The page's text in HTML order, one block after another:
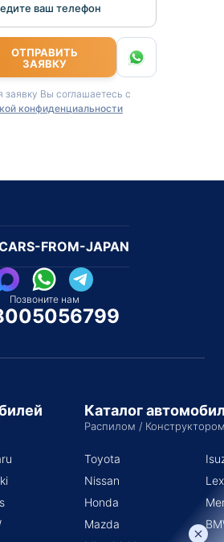
ваш телефон
ОТПРАВИТЬ
ЗАЯВКУ
заявку Вы соглашаетесь с
конфиденциальности
FROM-JAPAN
Позвоните нам
Каталог
Распилом /
Toyota
Nissan
Honda
Mazda